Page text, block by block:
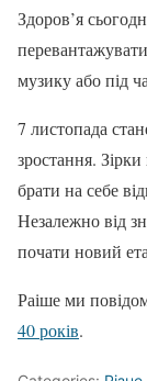
Здоров’я
музику або під
7 листопада
зростання.
брати на себе
Незалежно від
почати новий
Раіше ми
40 років.